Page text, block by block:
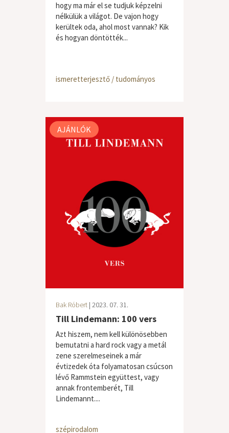
hogy ma már el se tudjuk képzelni
nélkülük a világot. De vajon hogy
kerültek oda, ahol most vannak? Kik
és hogyan döntötték...
ismeretterjesztő / tudományos
AJÁNLÓK
Bak Róbert | 2023. 07. 31.
Till Lindemann: 100 vers
Azt hiszem, nem kell különösebben
bemutatni a hard rock vagy a metál
zene szerelmeseinek a már
évtizedek óta folyamatosan csúcson
lévő Rammstein együttest, vagy
annak frontemberét, Till
Lindemannt....
szépirodalom